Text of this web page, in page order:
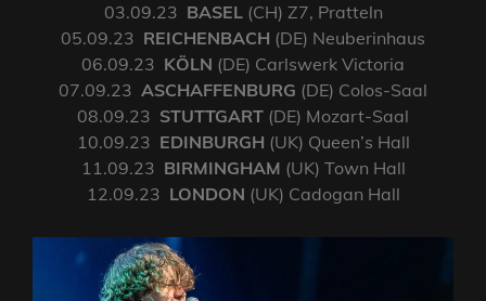
03.09.23 BASEL (CH) Z7, Pratteln
05.09.23 REICHENBACH (DE) Neuberinhaus
06.09.23 KÖLN (DE) Carlswerk Victoria
07.09.23 ASCHAFFENBURG (DE) Colos-Saal
08.09.23 STUTTGART (DE) Mozart-Saal
10.09.23 EDINBURGH (UK) Queen’s Hall
11.09.23 BIRMINGHAM (UK) Town Hall
12.09.23 LONDON (UK) Cadogan Hall